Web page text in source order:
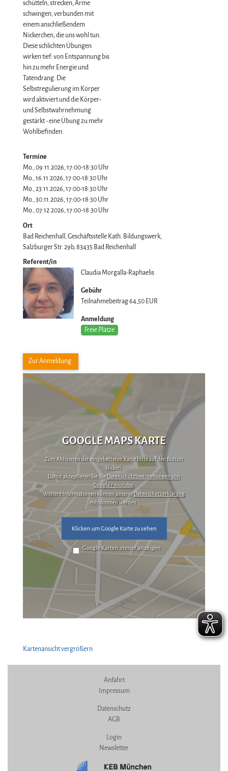
schütteln, strecken, Arme
schwingen, verbunden mit
einem anschließendem
Nickerchen, die uns wohl tun.
Diese schlichten Übungen
wirken tief: von Entspannung bis
hin zu mehr Energie und
Tatendrang. Die
Selbstregulierung im Körper
wird aktiviert und die Körper-
und Selbstwahrnehmung
gestärkt - eine Übung zu mehr
Wohlbefinden.
Termine
Mo., 09.11.2026, 17:00-18:30 Uhr
Mo., 16.11.2026, 17:00-18:30 Uhr
Mo., 23.11.2026, 17:00-18:30 Uhr
Mo., 30.11.2026, 17:00-18:30 Uhr
Mo., 07.12.2026, 17:00-18:30 Uhr
Ort
Bad Reichenhall, Geschäftsstelle Kath. Bildungswerk
Salzburger Str. 29b 83435 Bad Reichenhall
Referent/in
Claudia Morgalla-Raphaelis
Gebühr
Teilnahmebeitrag64,50 EUR
Anmeldung
Freie Plätze
Zur Anmeldung
GOOGLE MAPS KARTE
Zum Aktivieren der eingebetteten Karte bitte auf den Button
klicken.
Damit akzeptieren Sie dieDatenschutzbestimmungen von
Google / Youtube.
Weitere Informationen können unsererDatenschutzerklärung
entnommen werden.
Klicken um Google Karte zu sehen
Google Karten immer anzeigen
Kartenansicht vergrößern
Anfahrt
Impressum
Datenschutz
AGB
Login
Newsletter